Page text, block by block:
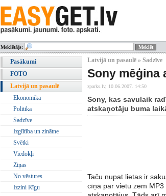
Meklētājs:
Pasākumi
FOTO
Latvijā un pasaulē
Ekonomika
Politika
Sadzīve
Izglītība un zinātne
Svētki
Viedokļi
Ziņas
No vēstures
Izzini Rīgu
Latvijā un pasaulē » Sadzīve
Sony mēģina
zparks.lv, 10.06.2007. 14:50
Sony, kas savulaik
atskaņotāju buma
Taču nupat lietas ir
cīņā par vietu zem